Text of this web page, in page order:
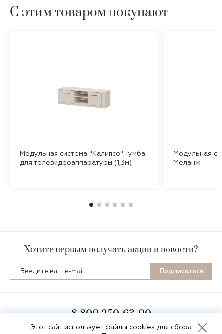
С этим товаром покупают
Модульная система "Калипсо" Тумба
для телевидеоаппаратуры (1,3м)
Модульная
Меланж
Хотите первым получать акции и новости?
Подписаться
8 800 250-63-00
пн-пт 8:00-16:30 по мск
Этот сайт использует файлы cookies для сбора